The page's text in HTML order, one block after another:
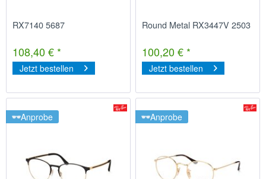
RX7140 5687
108,40 € *
Jetzt bestellen
Round Metal RX3447V 2503
100,20 € *
Jetzt bestellen
Anprobe Anprobe